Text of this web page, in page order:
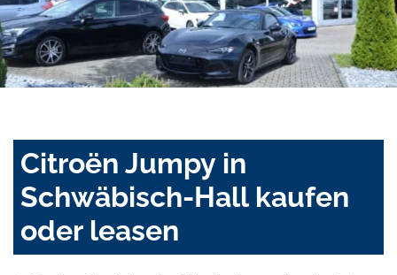
Citroën Jumpy in
Schwäbisch-Hall kaufen
oder leasen